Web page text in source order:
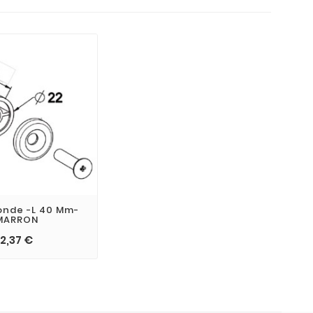
-L 40 Mm-
2,37 €